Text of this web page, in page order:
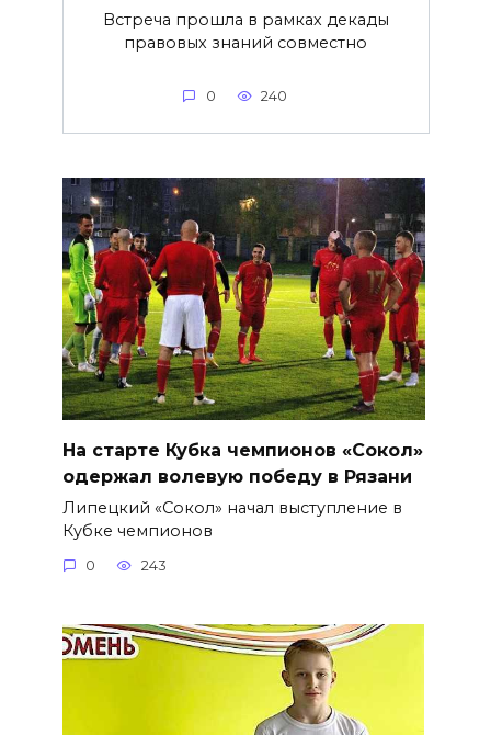
Встреча прошла в рамках декады
правовых знаний совместно
0 240
На старте Кубка чемпионов «Сокол»
одержал волевую победу в Рязани
Липецкий «Сокол» начал выступление в
Кубке чемпионов
0 243